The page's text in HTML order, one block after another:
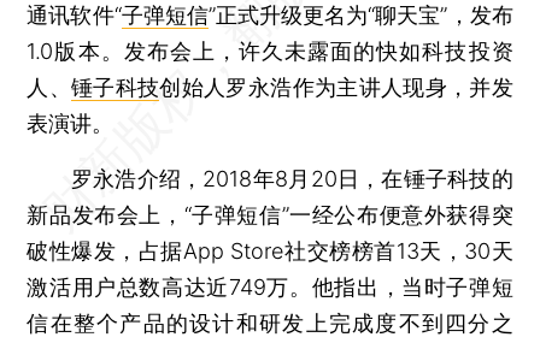
通讯软件“子弹短信”正式升级更名为“聊天宝”，发布
1.0版本。发布会上，许久未露面的快如科技投资
人、锤子科技创始人罗永浩作为主讲人现身，并发
表演讲。
罗永浩介绍，2018年8月20日，在锤子科技的
新品发布会上，“子弹短信”一经公布便意外获得突
破性爆发，占据App Store社交榜榜首13天，30天
激活用户总数高达近749万。他指出，当时子弹短
信在整个产品的设计和研发上完成度不到四分之